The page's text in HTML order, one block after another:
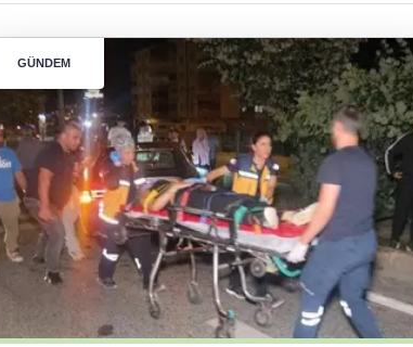
GÜNDEM